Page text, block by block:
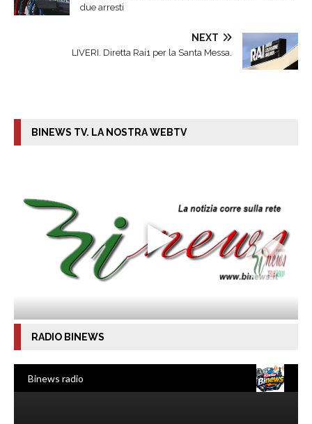
due arresti
NEXT
LIVERI. Diretta Rai1 per la Santa Messa.
BINEWS TV. LA NOSTRA WEBTV
RADIO BINEWS